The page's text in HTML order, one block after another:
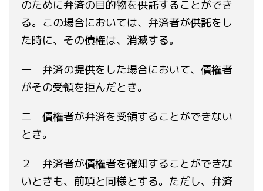
のために弁済の目的物を供託することができ
る。この場合においては、弁済者が供託をし
た時に、その債権は、消滅する。
一 弁済の提供をした場合において、債権者
がその受領を拒んだとき。
二 債権者が弁済を受領することができない
とき。
２ 弁済者が債権者を確知することができな
いときも、前項と同様とする。ただし、弁済